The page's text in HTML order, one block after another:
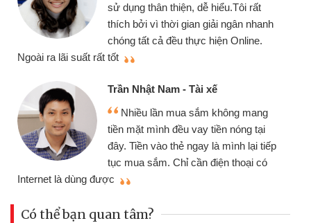
sử dụng thân thiện, dễ hiểu.Tôi rất
thích bởi vì thời gian giải ngân nhanh
chóng tất cả đều thực hiện Online.
Ngoài ra lãi suất rất tốt
Trần Nhật Nam - Tài xế
Nhiều lần mua sắm không mang
tiền mặt mình đều vay tiền nóng tại
đây. Tiền vào thẻ ngay là mình lại tiếp
tục mua sắm. Chỉ cần điện thoại có
Internet là dùng được
Có thể bạn quan tâm?